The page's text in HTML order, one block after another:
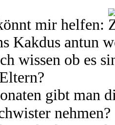
mir helfen:
Kakdus antun
wissen ob es
gibt man